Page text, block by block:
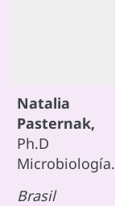
Natalia
Pasternak,
Ph.D
Microbiología.
Brasil